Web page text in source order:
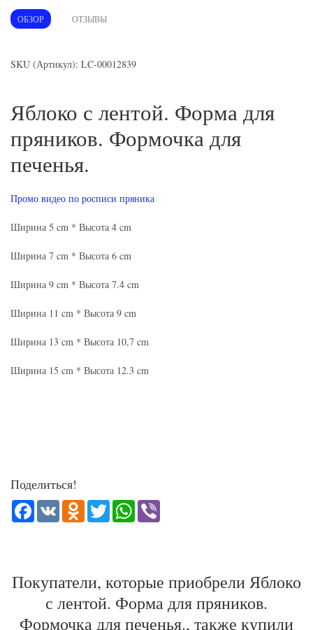
ОБЗОР ОТЗЫВЫ
SKU (Артикул): LC-00012839
Яблоко с лентой. Форма для
пряников. Формочка для
печенья.
Промо видео по росписи пряника
Ширина 5 cm * Высота 4 cm
Ширина 7 cm * Высота 6 cm
Ширина 9 cm * Высота 7.4 cm
Ширина 11 cm * Высота 9 cm
Ширина 13 cm * Высота 10,7 cm
Ширина 15 cm * Высота 12.3 cm
Поделиться!
Facebook
VK Odnoklassniki
TwitterWhatsApp
Покупатели, которые приобрели Яблоко
с лентой. Форма для пряников.
Формочка для печенья., также купили